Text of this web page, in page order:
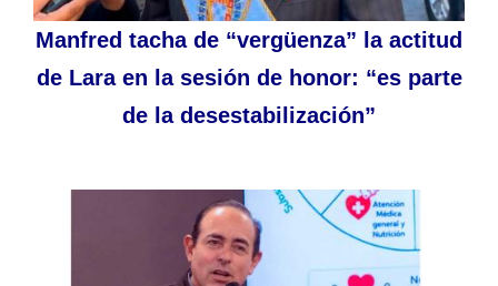
Manfred tacha de “vergüenza” la actitud
de Lara en la sesión de honor: “es parte
de la desestabilización”